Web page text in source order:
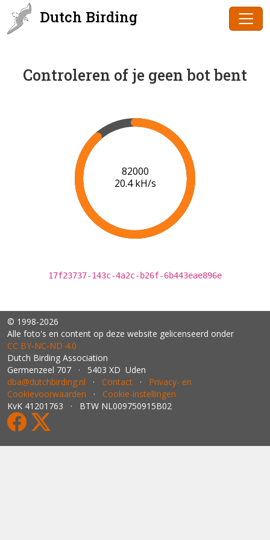
Dutch Birding
Controleren of je geen bot bent
83000
20.4 kH/s
17f23737-143c-4a2c-b26f-6b443eae896e
© 1998-2026
Alle foto's en content op deze website gelicenseerd onder
CC BY‑NC‑ND 4.0
Dutch Birding Association
Germenzeel 707 · 5403 XD Uden
dba@dutchbirding.nl · Contact · Privacy- en
Cookievoorwaarden · Cookie-instellingen
KvK 41201763 · BTW NL009750915B02